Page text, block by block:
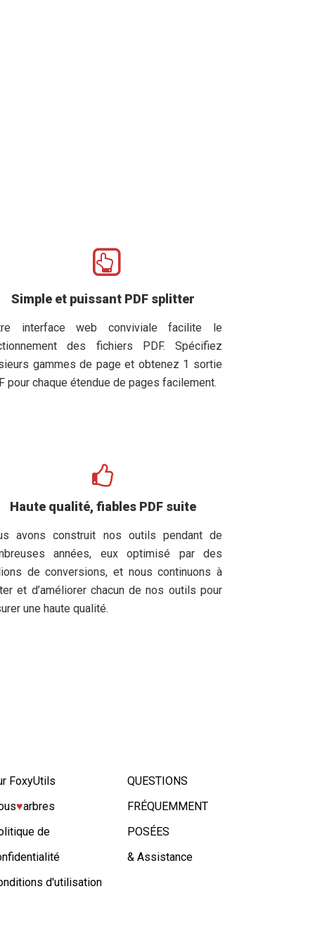
Simple et puissant PDF splitter
interface web conviviale facilite le
des fichiers PDF. Spécifiez
gammes de page et obtenez 1 sortie
pour chaque étendue de pages facilement.
Haute qualité, fiables PDF suite
avons construit nos outils pendant de
années, eux optimisé par des
de conversions, et nous continuons à
et d’améliorer chacun de nos outils pour
une haute qualité.
FoxyUtils
♥︎arbres
de
d'utilisation
QUESTIONS
FRÉQUEMMENT
POSÉES
& Assistance